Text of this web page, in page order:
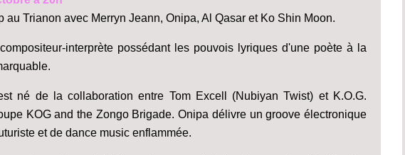
au Trianon avec Merryn Jeann, Onipa, Al Qasar et Ko Shin Moon.
interprète possédant les pouvois lyriques d'une poète à la
né de la collaboration entre Tom Excell (Nubiyan Twist) et K.O.G.
KOG and the Zongo Brigade. Onipa délivre un groove électronique
et de dance music enflammée.